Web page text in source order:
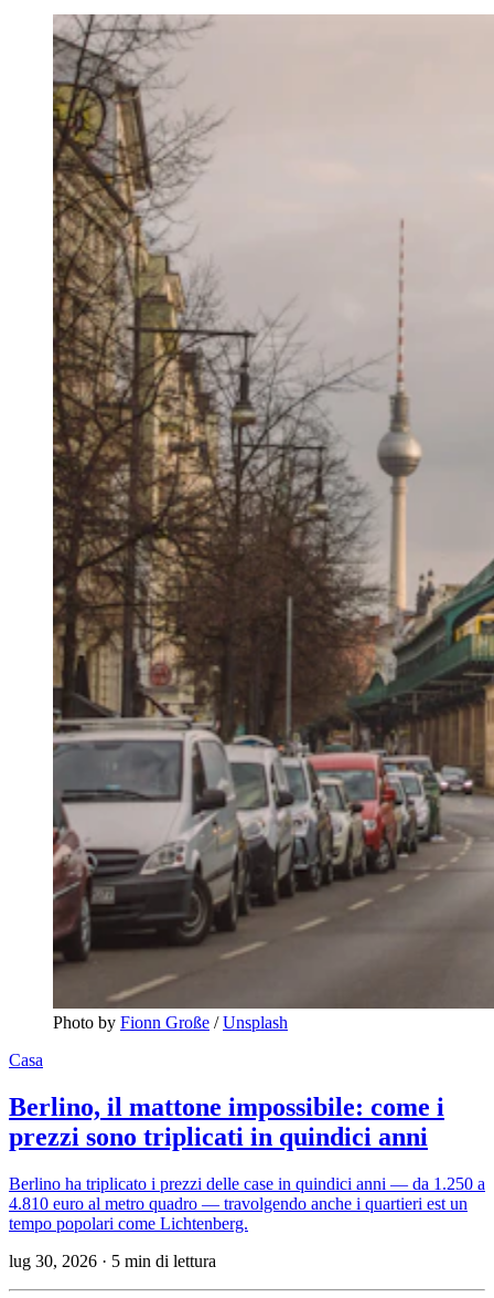
Photo by Fionn Große / Unsplash
Casa
Berlino, il mattone impossibile: come i
prezzi sono triplicati in quindici anni
Berlino ha triplicato i prezzi delle case in quindici anni — da 1.250 a
4.810 euro al metro quadro — travolgendo anche i quartieri est un
tempo popolari come Lichtenberg.
lug 30, 2026 · 5 min di lettura